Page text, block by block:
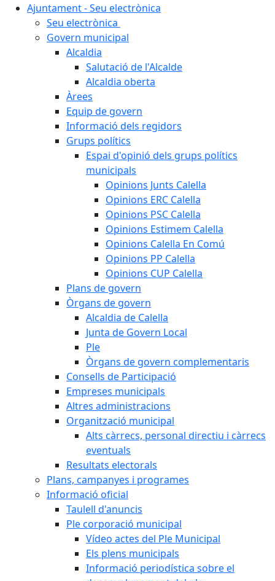
Ajuntament - Seu electrònica
Seu electrònica
Govern municipal
Alcaldia
Salutació de l'Alcalde
Alcaldia oberta
Àrees
Equip de govern
Informació dels regidors
Grups polítics
Espai d'opinió dels grups polítics
municipals
Opinions Junts Calella
Opinions ERC Calella
Opinions PSC Calella
Opinions Estimem Calella
Opinions Calella En Comú
Opinions PP Calella
Opinions CUP Calella
Plans de govern
Òrgans de govern
Alcaldia de Calella
Junta de Govern Local
Ple
Òrgans de govern complementaris
Consells de Participació
Empreses municipals
Altres administracions
Organització municipal
Alts càrrecs, personal directiu i càrrecs
eventuals
Resultats electorals
Plans, campanyes i programes
Informació oficial
Taulell d'anuncis
Ple corporació municipal
Vídeo actes del Ple Municipal
Els plens municipals
Informació periodística sobre el